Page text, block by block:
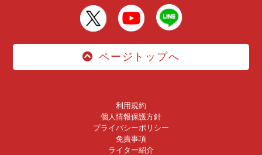
ページトップへ
利用規約
個人情報保護方針
プライバシーポリシー
免責事項
ライター紹介